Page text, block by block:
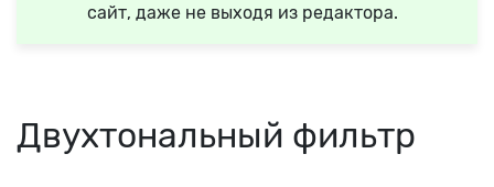
сайт, даже не выходя из редактора.
Двухтональный фильтр